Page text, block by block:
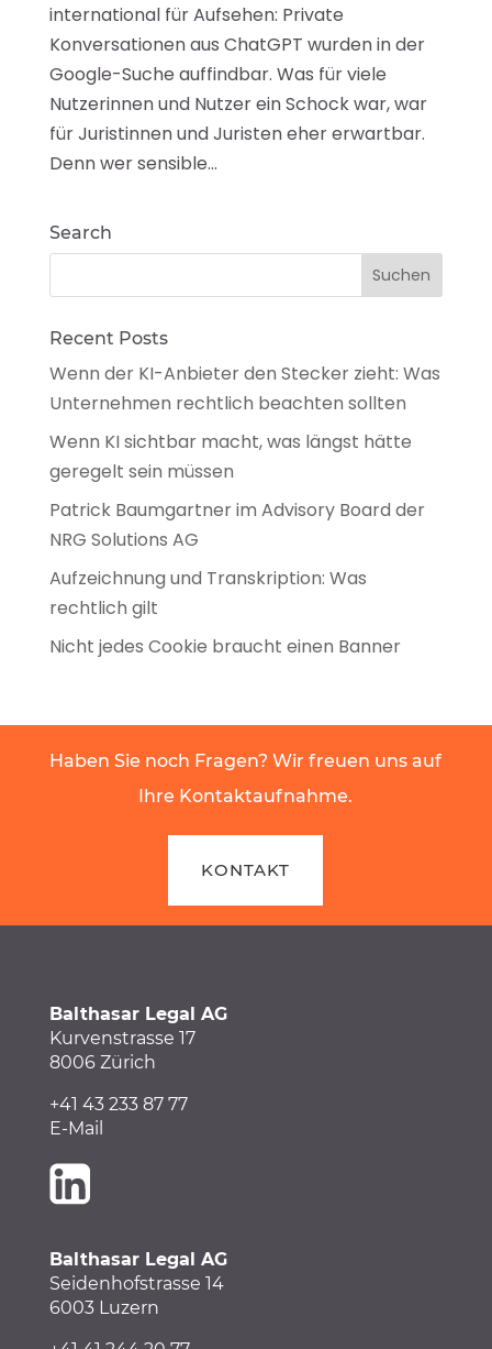
international für Aufsehen: Private
Konversationen aus ChatGPT wurden in der
Google-Suche auffindbar. Was für viele
Nutzerinnen und Nutzer ein Schock war, war
für Juristinnen und Juristen eher erwartbar.
Denn wer sensible...
Search
Recent Posts
Wenn der KI-Anbieter den Stecker zieht: Was
Unternehmen rechtlich beachten sollten
Wenn KI sichtbar macht, was längst hätte
geregelt sein müssen
Patrick Baumgartner im Advisory Board der
NRG Solutions AG
Aufzeichnung und Transkription: Was
rechtlich gilt
Nicht jedes Cookie braucht einen Banner
Haben Sie noch Fragen? Wir freuen uns auf
Ihre Kontaktaufnahme.
KONTAKT
Balthasar Legal AG
Kurvenstrasse 17
8006 Zürich
+41 43 233 87 77
E-Mail
Balthasar Legal AG
Seidenhofstrasse 14
6003 Luzern